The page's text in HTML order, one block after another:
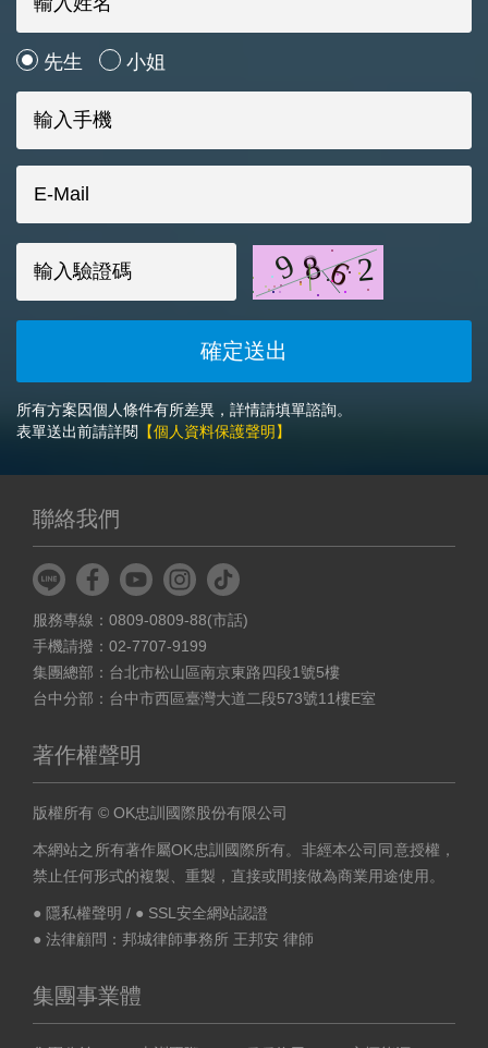
先生 小姐
所有方案因個人條件有所差異，詳情請填單諮詢。
表單送出前請詳閱 【個人資料保護聲明】
聯絡我們
服務專線：0809-0809-88(市話)
手機請撥：02-7707-9199
集團總部：台北市松山區南京東路四段1號5樓
台中分部：台中市西區臺灣大道二段573號11樓E室
著作權聲明
版權所有 © OK忠訓國際股份有限公司
本網站之所有著作屬OK忠訓國際所有。非經本公司同意授權，
禁止任何形式的複製、重製，直接或間接做為商業用途使用。
● 隱私權聲明 / ● SSL安全網站認證
● 法律顧問：邦城律師事務所 王邦安 律師
集團事業體